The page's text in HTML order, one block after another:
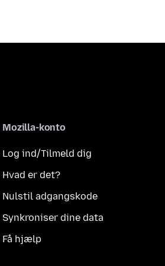
Mozilla-konto
Log ind/Tilmeld dig
Hvad er det?
Nulstil adgangskode
Synkroniser dine data
Få hjælp